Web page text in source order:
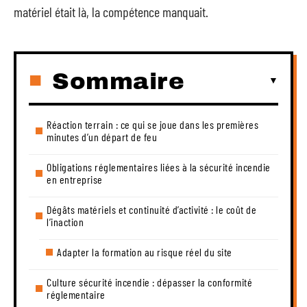
matériel était là, la compétence manquait.
Sommaire
Réaction terrain : ce qui se joue dans les premières
minutes d’un départ de feu
Obligations réglementaires liées à la sécurité incendie
en entreprise
Dégâts matériels et continuité d’activité : le coût de
l’inaction
Adapter la formation au risque réel du site
Culture sécurité incendie : dépasser la conformité
réglementaire